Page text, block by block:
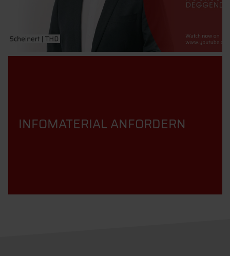
INFOMATERIAL ANFORDERN